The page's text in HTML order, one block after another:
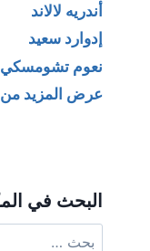
أندريه لالاند
إدوارد سعيد
نعوم تشومسكي
عرض المزيد من
البحث في